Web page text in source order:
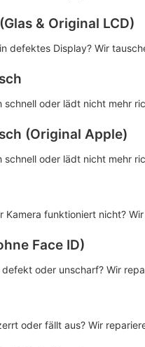
& Original LCD)
defektes Display? Wir
schnell oder lädt nicht mehr
(Original Apple)
schnell oder lädt nicht mehr
Kamera funktioniert nicht?
Face ID)
oder unscharf? Wir
oder fällt aus? Wir